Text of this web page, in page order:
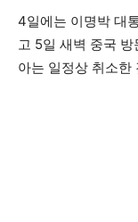
4일에는 이명박 대
고 5일 새벽 중국
아는 일정상 취소한